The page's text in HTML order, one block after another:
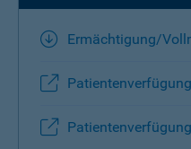
Ermächtigung/